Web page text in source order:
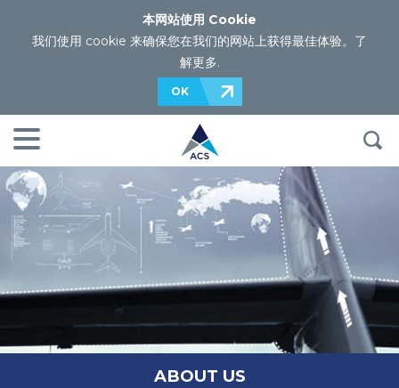
本网站使用 Cookie
我们使用 cookie 来确保您在我们的网站上获得最佳体验。 了
解更多.
OK
ABOUT US